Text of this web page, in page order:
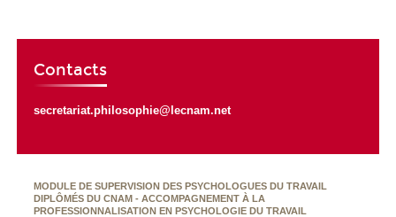
Contacts
secretariat.philosophie@lecnam.net
MODULE DE SUPERVISION DES PSYCHOLOGUES DU TRAVAIL
DIPLÔMÉS DU CNAM - ACCOMPAGNEMENT À LA
PROFESSIONNALISATION EN PSYCHOLOGIE DU TRAVAIL